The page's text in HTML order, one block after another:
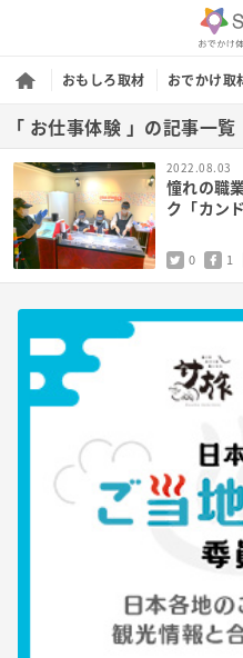
おもしろ取材 おでかけ取
「 お仕事体験 」の記事一覧
2022.08.03
憧れの職
ク「カン
0 1